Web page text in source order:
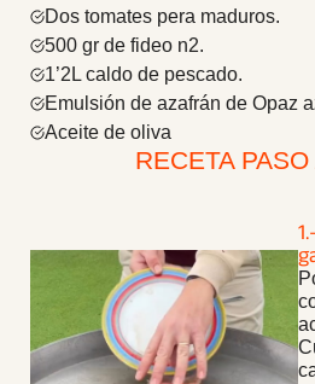
Dos tomates pera maduros.
500 gr de fideo n2.
1’2L caldo de pescado.
Emulsión de azafrán de Opaz
Aceite de oliva
RECETA